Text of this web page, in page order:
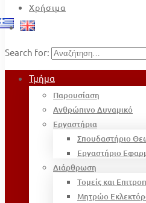
Χρήσιμα
Search for:
Τμήμα
Παρουσίαση
Ανθρώπινο Δυναμικό
Εργαστήρια
Σπουδαστήριο
Εργαστήριο
Διάρθρωση
Τομείς και
Μητρώο